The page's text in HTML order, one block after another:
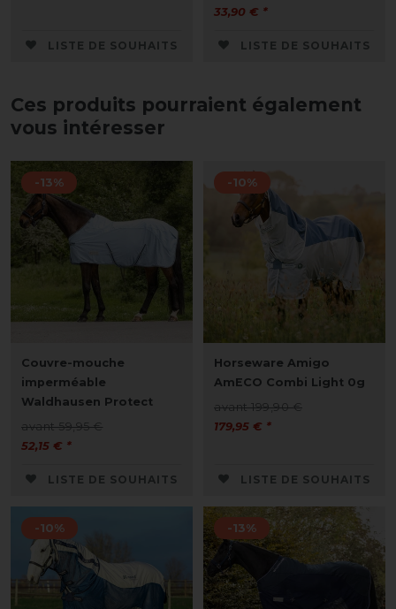
LISTE DE SOUHAITS
33,90 € *
LISTE DE SOUHAITS
Ces produits pourraient également
vous intéresser
-13%
Couvre-mouche
imperméable
Waldhausen Protect
avant 59,95 €
52,15 € *
LISTE DE SOUHAITS
-10%
Horseware Amigo
AmECO Combi Light 0g
avant 199,90 €
179,95 € *
LISTE DE SOUHAITS
-10% -13%